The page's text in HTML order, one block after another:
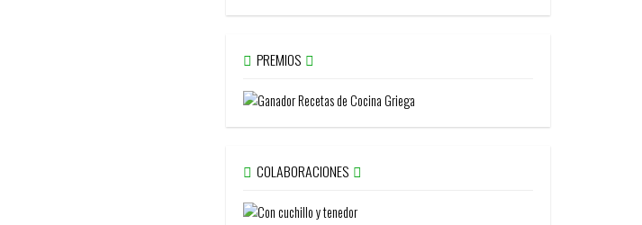
PREMIOS
COLABORACIONES